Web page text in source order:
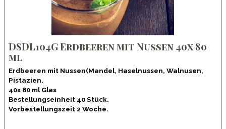
DSDL104G Erdbeeren mit Nussen 40x 80
ml
Erdbeeren mit Nussen(Mandel, Haselnussen, Walnusen,
Pistazien.
40x 80 ml Glas
Bestellungseinheit 40 Stück.
Vorbestellungszeit 2 Woche.